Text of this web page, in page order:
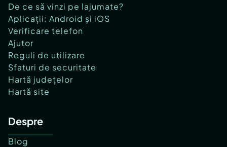
De ce să vinzi pe lajumate?
Aplicații: Android și iOS
Verificare telefon
Ajutor
Reguli de utilizare
Sfaturi de securitate
Hartă județelor
Hartă site
Despre
Blog